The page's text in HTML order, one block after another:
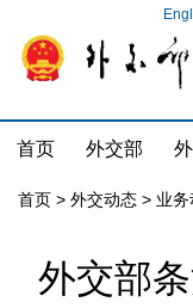
首页 外交部
首页 > 外交动态 > 业
外交部